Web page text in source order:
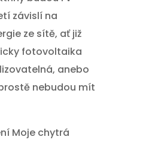
závislí na
ze sítě, ať již
fotovoltaika
anebo
nebudou mít
Moje chytrá